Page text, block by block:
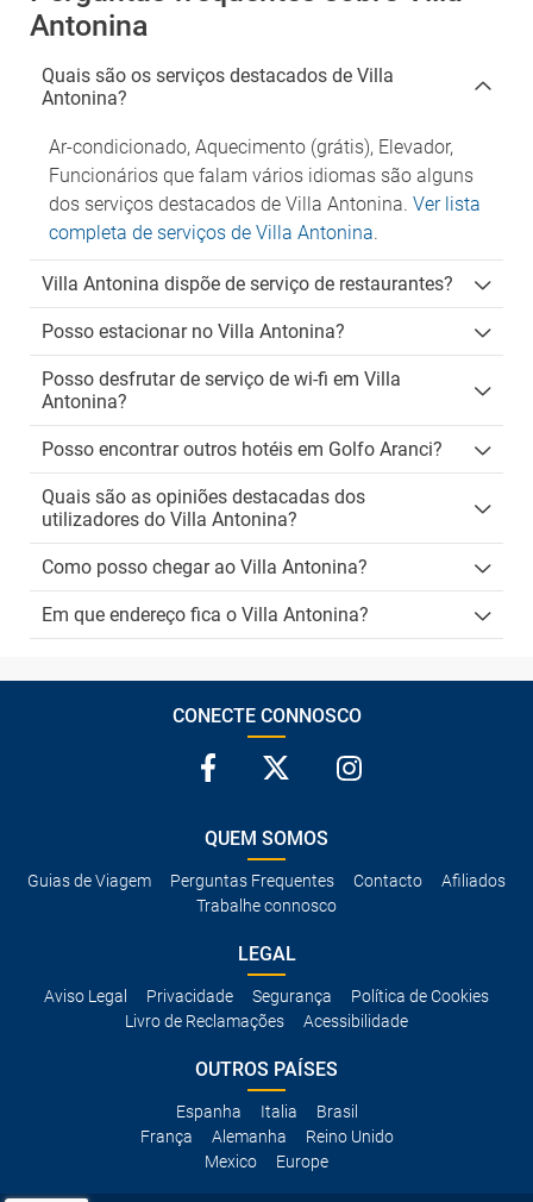
Antonina
Quais são os serviços destacados de Villa
Antonina?
Ar-condicionado, Aquecimento (grátis), Elevador,
Funcionários que falam vários idiomas são alguns
dos serviços destacados de Villa Antonina. Ver lista
completa de serviços de Villa Antonina.
Villa Antonina dispõe de serviço de restaurantes?
Posso estacionar no Villa Antonina?
Posso desfrutar de serviço de wi-fi em Villa
Antonina?
Posso encontrar outros hotéis em Golfo Aranci?
Quais são as opiniões destacadas dos
utilizadores do Villa Antonina?
Como posso chegar ao Villa Antonina?
Em que endereço fica o Villa Antonina?
CONECTE CONNOSCO
QUEM SOMOS
Guias de Viagem Perguntas Frequentes Contacto
Afiliados
Trabalhe connosco
LEGAL
Aviso Legal Privacidade Segurança
Política de Cookies
Livro de Reclamações
Acessibilidade
OUTROS PAÍSES
Espanha Italia
Brasil
França
Alemanha
Reino Unido
Mexico
Europe